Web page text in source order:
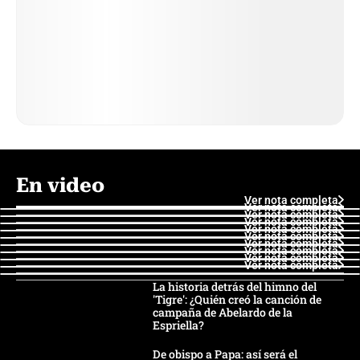
En video
Ver nota completa
Ver nota completa
Ver nota completa
Ver nota completa
Ver nota completa
Ver nota completa
Ver nota completa
Ver nota completa
Ver nota completa
Ver nota completa
La historia detrás del himno del
'Tigre': ¿Quién creó la canción de
campaña de Abelardo de la
Espriella?
De obispo a Papa: así será el